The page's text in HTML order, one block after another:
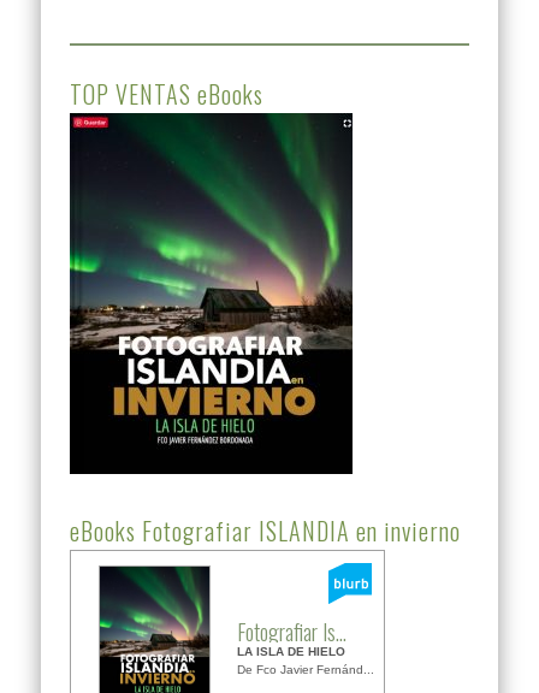
TOP VENTAS eBooks
eBooks Fotografiar ISLANDIA en invierno
Fotografiar Is...
LA ISLA DE HIELO
De Fco Javier Fernánd...